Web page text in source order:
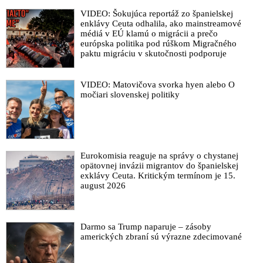
„Jeffrey Epstein poodhalil, v akom zvrhlom svete žije časť
mocných,“ reaguje exminister školstva Juraj Draxler na
zverejnenie ďalších dokumentov a poukazuje aj na veľmi úzky
vzťah organizátora pedofilnej siete a niekdajšieho ministra
zahraničia Miroslava Lajčáka
VIDEO: Americký rezort spravodlivosti zverejnil ďalšie
šokujúce dokumenty zo spisov Jeffreyho Epsteina. Opäť sa v
nich objavilo meno Miroslava Lajčáka. Podľa zverejnených
správ v jednej konverzácii mal organizátor globálnej pedofilnej
siete slovenskému exministrovi zahraničia ponúkať ženy. Ficov
dnešný poradca v reakcii vyhlásil, že „nerozumie“, ako môže
byť pod správami podpísané jeho meno
Jeffrey Epstein a americká ponuka na kúpu Grónska –
spojitosť, o ktorej ste pravdepodobne nikdy nevedeli
Výbor americkej Snemovne reprezentantov začal konanie vo
veci pohŕdania Kongresom proti exprezidentovi Billovi
kauze Jeffreyho Epsteina
Americký exprezident Bill Clinton a jeho manželka Hillary
odmietli vypovedať pred Kongresom v kauze organizátora
VIDEO: Šokujúca reportáž zo španielskej
enklávy Ceuta odhalila, ako mainstreamové
médiá v EÚ klamú o migrácii a prečo
európska politika pod rúškom Migračného
paktu migráciu v skutočnosti podporuje
VIDEO: Matovičova svorka hyen alebo O
močiari slovenskej politiky
Eurokomisia reaguje na správy o chystanej
opätovnej invázii migrantov do španielskej
exklávy Ceuta. Kritickým termínom je 15.
august 2026
Darmo sa Trump naparuje – zásoby
amerických zbraní sú výrazne zdecimované